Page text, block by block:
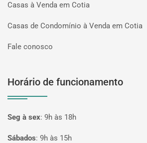
Casas à Venda em Cotia
Casas de Condomínio à Venda em Cotia
Fale conosco
Horário de funcionamento
Seg à sex: 9h às 18h
Sábados: 9h às 15h